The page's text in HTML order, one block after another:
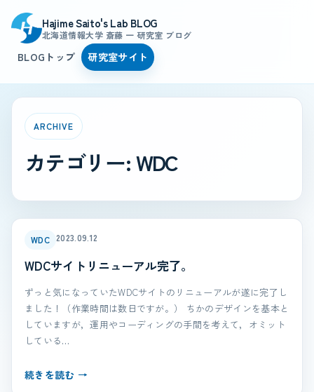
Hajime Saito's Lab BLOG
北海道情報大学 斎藤 一 研究室 ブログ
BLOGトップ 研究室サイト
ARCHIVE
カテゴリー:WDC
WDC 2023.09.12
WDCサイトリニューアル完了。
ずっと気になっていたWDCサイトのリニューアルが遂に完了し
ました！（作業時間は数日ですが。） ちかのデザインを基本と
していますが，運用やコーディングの手間を考えて，オミット
している…
続きを読む →